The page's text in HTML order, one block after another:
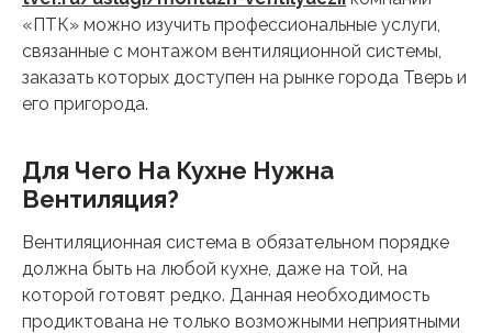
«ПТК» можно изучить профессиональные услуги,
связанные с монтажом вентиляционной системы,
заказать которых доступен на рынке города Тверь и
его пригорода.
Для Чего На Кухне Нужна
Вентиляция?
Вентиляционная система в обязательном порядке
должна быть на любой кухне, даже на той, на
которой готовят редко. Данная необходимость
продиктована не только возможными неприятными